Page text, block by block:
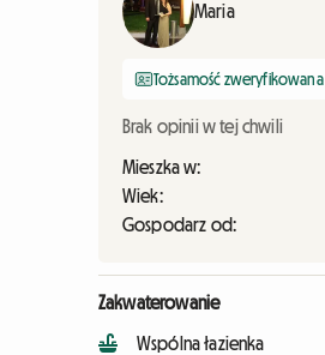
Maria
Tożsamość zweryfikowana
Brak opinii w tej chwili
Mieszka w:
Wiek:
Gospodarz od:
Zakwaterowanie
Wspólna łazienka